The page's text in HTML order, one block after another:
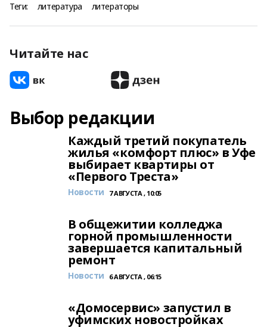
Теги: литература литераторы
Читайте нас
Выбор редакции
Каждый третий покупатель
жилья «комфорт плюс» в Уфе
выбирает квартиры от
«Первого Треста»
Новости 7 АВГУСТА , 10:05
В общежитии колледжа
горной промышленности
завершается капитальный
ремонт
Новости 6 АВГУСТА , 06:15
«Домосервис» запустил в
уфимских новостройках